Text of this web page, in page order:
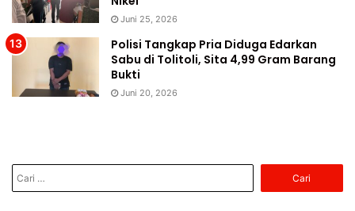
Juni 25, 2026
Polisi Tangkap Pria Diduga Edarkan
Sabu di Tolitoli, Sita 4,99 Gram Barang
Bukti
Juni 20, 2026
untuk: